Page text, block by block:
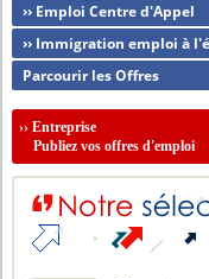
›› Emploi Centre d'Appel
›› Immigration emploi à
Parcourir les Offres
››Entreprise
Publiez vos offres d'emploi